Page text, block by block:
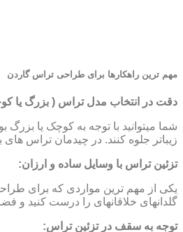
مهم ترین راهکارها برای طراحی تراس گاردن
دقت در انتخاب مدل تراس ( بزرگ یا
شما می­توانید با توجه به کوچک یا
زیباتر جلوه کنند. در چیدمان تراس­ های
تزئین تراس با وسایل ساده و ارزان:
یکی از مهم ترین مواردی که برای طراحی
گلدان­های خلاقانه­ای را درست کنید و
توجه به سقف در تزئین تراس: